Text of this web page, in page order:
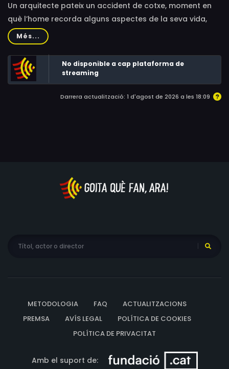
Marcelle Arnold, Jean-Pierre Zola, Max Amyl, Isabelle
Sadoyan, Gérard Streiff
Un arquitecte pateix un accident de cotxe, moment en
què l’home recorda alguns aspectes de la seva vida,
com ara els dubtes existencials i les relacions amb
l’esposa i l’amant.
Més...
No disponible a cap plataforma de
streaming
Darrera actualització: 1 d'agost de 2026 a les 18:09
METODOLOGIA FAQ
ACTUALITZACIONS
PREMSA
AVÍS LEGAL
POLÍTICA DE COOKIES
POLÍTICA DE PRIVACITAT
Amb el suport de: